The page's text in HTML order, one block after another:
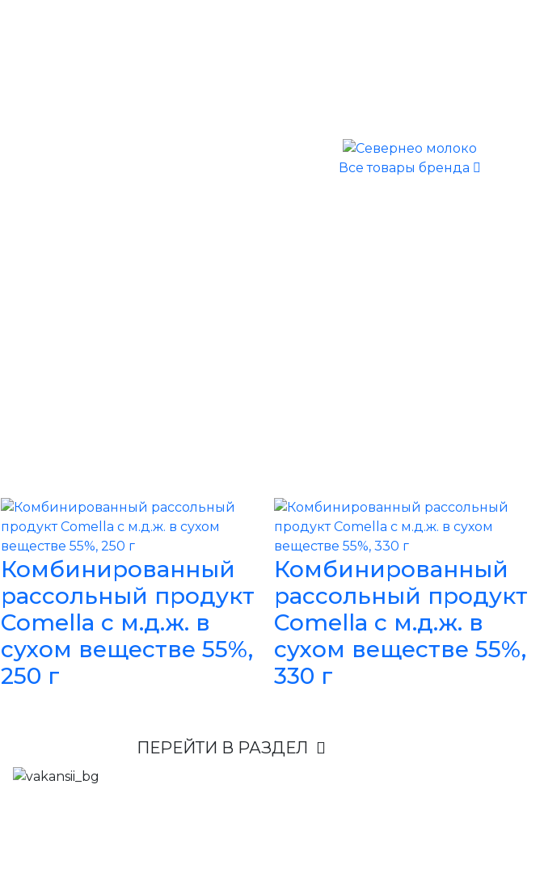
Все товары бренда
Комбинированный
рассольный продукт
Comella с м.д.ж. в
сухом веществе 55%,
250 г
Комбинированный
рассольный продукт
Comella с м.д.ж. в
сухом веществе 55%,
330 г
ПЕРЕЙТИ В РАЗДЕЛ